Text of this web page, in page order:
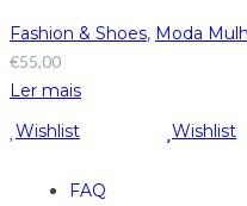
Fashion & Shoes, Moda
€55,00
Ler mais
Wishlist
Wishlist
FAQ